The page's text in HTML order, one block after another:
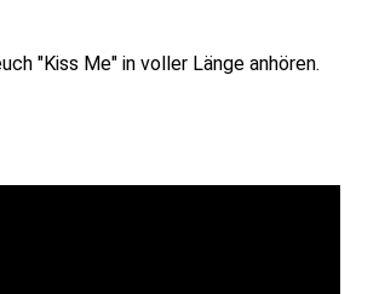
"Kiss Me" in voller Länge anhören.